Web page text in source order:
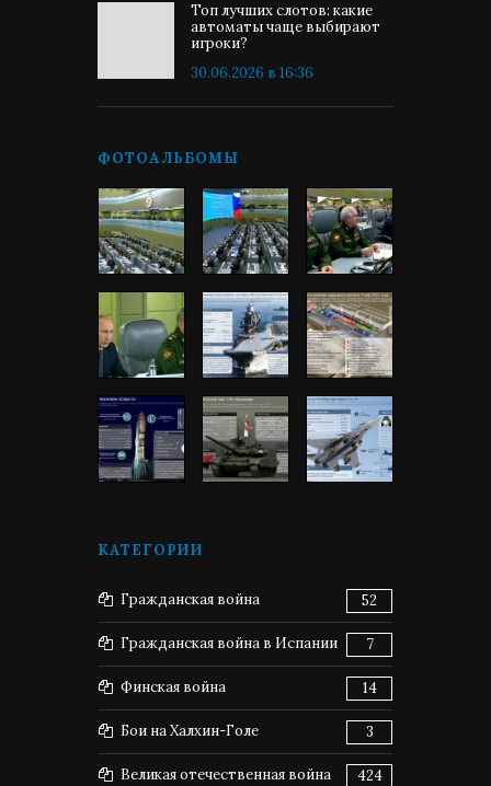
Топ лучших слотов: какие
автоматы чаще выбирают
игроки?
30.06.2026 в 16:36
ФОТОАЛЬБОМЫ
КАТЕГОРИИ
Гражданская война 52
Гражданская война в Испании 7
Финская война 14
Бои на Халхин-Голе 3
Великая отечественная война 424